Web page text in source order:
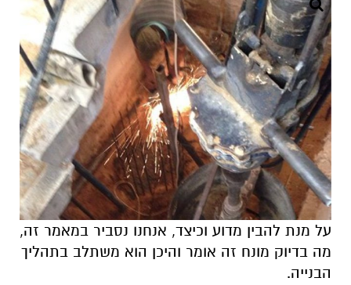
על מנת להבין מדוע וכיצד, אנחנו נסביר במאמר זה,
מה בדיוק מונח זה אומר והיכן הוא משתלב בתהליך
הבנייה.